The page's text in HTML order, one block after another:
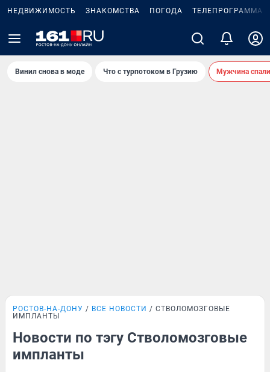
НЕДВИЖИМОСТЬ ЗНАКОМСТВА ПОГОДА ТЕЛЕПРОГРАММА
Винил снова в моде Что с турпотоком в Грузию Мужчина
РОСТОВ-НА-ДОНУ ВСЕ НОВОСТИ
СТВОЛОМОЗГОВЫЕ
ИМПЛАНТЫ
Новости по тэгу Стволомозговые
импланты